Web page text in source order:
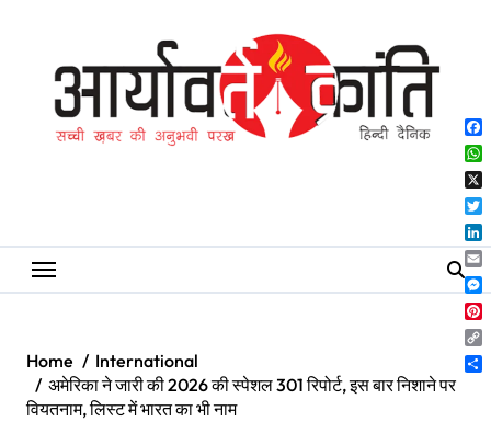
Home
International
अमेरिका ने जारी की 2026 की स्पेशल 301 रिपोर्ट, इस बार निशाने पर
वियतनाम, लिस्ट में भारत का भी नाम
X